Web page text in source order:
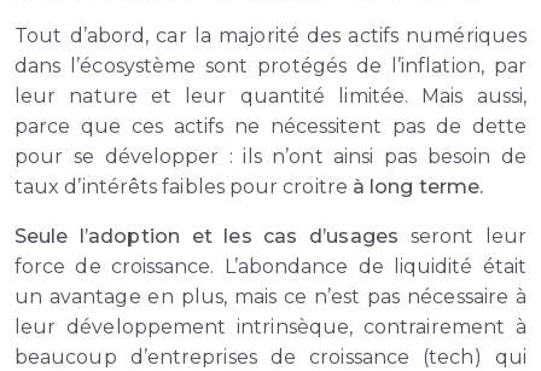
Tout d’abord, car la majorité des actifs numériques
dans l’écosystème sont protégés de l’inflation, par
leur nature et leur quantité limitée. Mais aussi,
parce que ces actifs ne nécessitent pas de dette
pour se développer : ils n’ont ainsi pas besoin de
taux d’intérêts faibles pour croitre à long terme.
Seule l’adoption et les cas d’usages seront leur
force de croissance. L’abondance de liquidité était
un avantage en plus, mais ce n’est pas nécessaire à
leur développement intrinsèque, contrairement à
beaucoup d’entreprises de croissance (tech) qui